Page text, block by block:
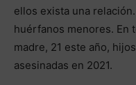
ellos exista una
huérfanos menores. En
madre, 21 este año,
asesinadas en 2021.